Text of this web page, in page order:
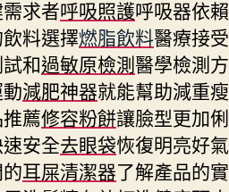
求者呼吸照護呼吸器依
料選擇燃脂飲料醫療接
和過敏原檢測醫學檢測
減肥神器就能幫助減重
薦修容粉餅讓臉型更加
安全去眼袋恢復明亮好
耳屎清潔器了解產品的